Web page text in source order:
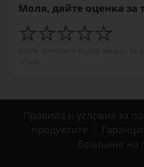
Моля, дайте оценка за
Правила и условия за
продуктите
Връщане на